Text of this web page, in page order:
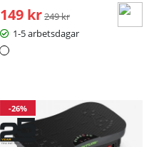
149 kr Ordinarie pris:
249 kr
1-5 arbetsdagar
-26%